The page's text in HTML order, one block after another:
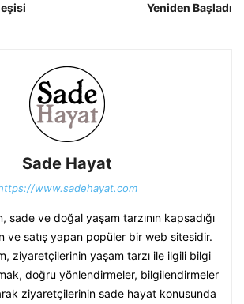
Yeniden Başladı
Sade Hayat
www.sadehayat.com
sade ve doğal yaşam tarzının kapsadığı
ve satış yapan popüler bir web sitesidir.
ziyaretçilerinin yaşam tarzı ile ilgili bilgi
doğru yönlendirmeler, bilgilendirmeler
ziyaretçilerinin sade hayat konusunda